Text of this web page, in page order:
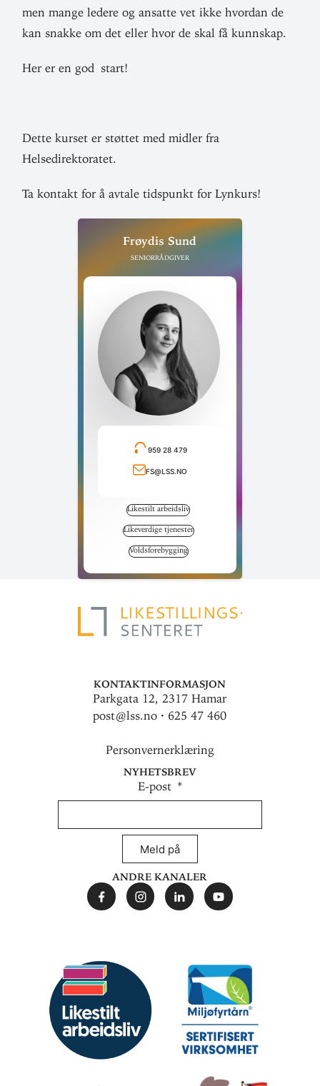
men mange ledere og ansatte vet ikke hvordan de
kan snakke om det eller hvor de skal få kunnskap.
Her er en god start!
Dette kurset er støttet med midler fra
Helsedirektoratet.
Ta kontakt for å avtale tids­punkt for Lynkurs!
Frøydis Sund
Seniorrådgiver
959 28 479
Ring telefonnummer
fs@lss.no
Send e-post
Likestilt arbeidsliv
Likeverdige tjenester
Voldsforebygging
Kontaktinformasjon
Parkgata 12, 2317 Hamar
post@lss.no · 625 47 460
Personvernerklæring
Nyhetsbrev
E-post
Meld på
Andre kanaler